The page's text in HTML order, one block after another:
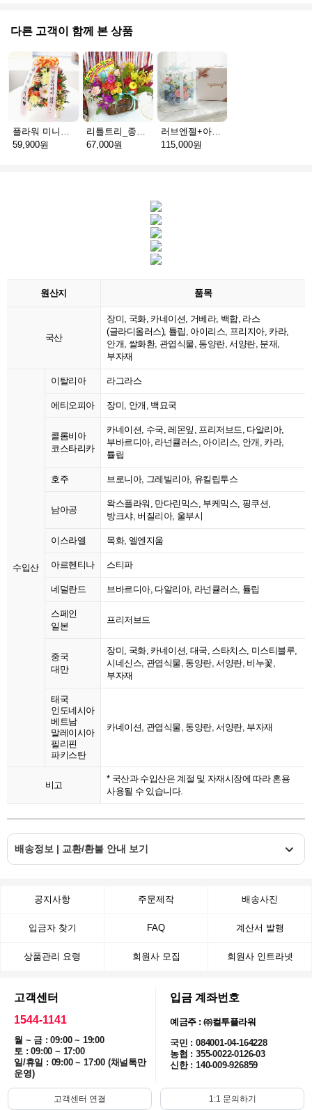
다른 고객이 함께 본 상품
59,900원
67,000원
러브엔젤+아가방딸랑이(서울)
115,000원
원산지 품목
국산
장미, 국화, 카네이션, 거베라, 백합, 라스
(글라디올러스), 튤립, 아이리스, 프리지아, 카라,
안개, 쌀화환, 관엽식물, 동양란, 서양란, 분재,
부자재
수입산
이탈리아 라그라스
에티오피아 장미, 안개, 백묘국
콜롬비아
코스타리카
카네이션, 수국, 레몬잎, 프리저브드, 다알리아,
부바르디아, 라넌큘러스, 아이리스, 안개, 카라,
튤립
호주 브로니아, 그레빌리아, 유킬립투스
남아공
왁스플라워, 만다린믹스, 부케믹스, 핑쿠션,
방크샤, 버질리아, 울부시
이스라엘 목화, 엘엔지움
아르헨티나 스티파
네덜란드 브바르디아, 다알리아, 라넌큘러스, 튤립
스페인
일본
프리저브드
중국
대만
장미, 국화, 카네이션, 대국, 스타치스, 미스티블루,
시네신스, 관엽식물, 동양란, 서양란, 비누꽃,
부자재
태국
인도네시아
베트남
말레이시아
필리핀
파키스탄
카네이션, 관엽식물, 동양란, 서양란, 부자재
비고
* 국산과 수입산은 계절 및 자재시장에 따라 혼용
사용될 수 있습니다.
배송정보 | 교환/환불 안내 보기
공지사항 주문제작 배송사진
입금자 찾기 FAQ 계산서 발행
상품관리 요령 회원사 모집 회원사 인트라넷
고객센터
1544-1141
월 ~ 금 : 09:00 ~ 19:00
토 : 09:00 ~ 17:00
일/휴일 : 09:00 ~ 17:00 (채널톡만
운영)
입금 계좌번호
예금주 : ㈜컬투플라워
국민 : 084001-04-164228
농협 : 355-0022-0126-03
신한 : 140-009-926859
고객센터 연결 1:1 문의하기